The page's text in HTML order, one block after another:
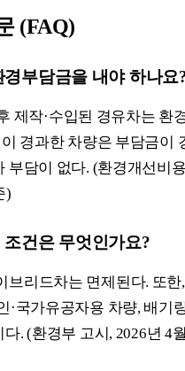
(FAQ)
부담금을 내야 하나요
제작·수입된 경유차는 환
경과한 차량은 부담금이
부담이 없다. (환경개선비
)
건은 무엇인가요?
브리드차는 면제된다. 또한
·국가유공자용 차량, 배기
. (환경부 고시, 2026년 4